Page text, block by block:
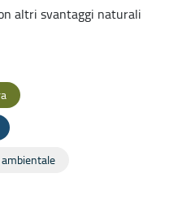
altri svantaggi naturali
ambientale